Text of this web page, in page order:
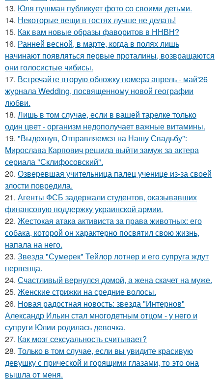
13. Юля пушман публикует фото со своими детьми.
14. Некоторые вещи в гостях лучше не делать!
15. Как вам новые образы фаворитов в ННВН?
16. Ранней весной, в марте, когда в полях лишь
начинают появляться первые проталины, возвращаются
они голосистые чибисы.
17. Встречайте вторую обложку номера апрель - май'26
журнала Wedding, посвященному новой географии
любви.
18. Лишь в том случае, если в вашей тарелке только
один цвет - организм недополучает важные витамины.
19. "Выдохнув, Отправляемся на Нашу Свадьбу":
Мирослава Карпович решила выйти замуж за актера
сериала "Склифосовский".
20. Озверевшая учительница палец ученице из-за своей
злости повредила.
21. Агенты ФСБ задержали студентов, оказывавших
финансовую поддержку украинской армии.
22. Жестокая атака активиста за права животных: его
собака, которой он характерно посвятил свою жизнь,
напала на него.
23. Звезда "Сумерек" Тейлор лотнер и его супруга ждут
первенца.
24. Счастливый вернулся домой, а жена скачет на муже.
25. Женские стрижки на средние волосы.
26. Новая радостная новость: звезда "Интернов"
Александр Ильин стал многодетным отцом - у него и
супруги Юлии родилась девочка.
27. Как мозг сексуальность считывает?
28. Только в том случае, если вы увидите красивую
девушку с прической и горящими глазами, то это она
вышла от меня.